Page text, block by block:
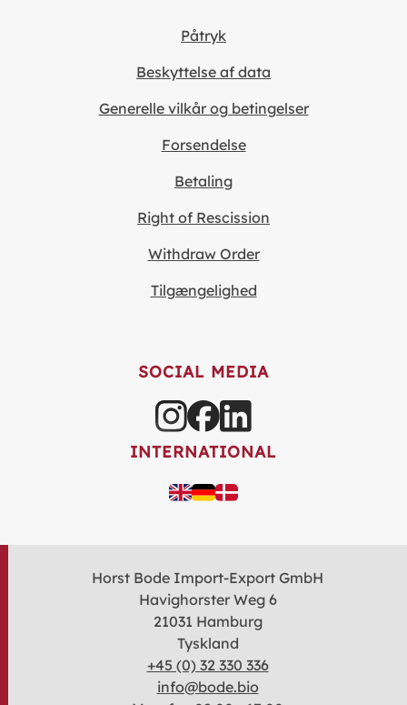
Påtryk
Beskyttelse af data
Generelle vilkår og betingelser
Forsendelse
Betaling
Right of Rescission
Withdraw Order
Tilgængelighed
SOCIAL MEDIA
INTERNATIONAL
Horst Bode Import-Export GmbH
Havighorster Weg 6
21031 Hamburg
Tyskland
+45 (0) 32 330 336
info@bode.bio